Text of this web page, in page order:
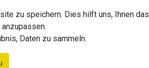
zu speichern. Dies hilft uns, Ihnen das
Daten zu sammeln.